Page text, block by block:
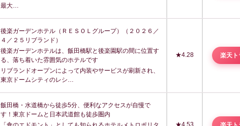
最大…
後楽ガーデンホテル（ＲＥＳＯＬグループ）（２０２６／
４／２５リブランド）
後楽ガーデンホテルは、飯田橋駅と後楽園駅の間に位置す
る、落ち着いた雰囲気のホテルです
リブランドオープンによって内装やサービスが刷新され、
東京ドームシティのレシ…
★4.28 楽天
飯田橋・水道橋から徒歩5分、便利なアクセスが自慢で
す！東京ドームと日本武道館も徒歩圏内
★4.53 楽天